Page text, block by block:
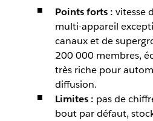
Points forts : vitesse
multi-appareil
canaux et de
200 000 membres,
très riche pour
diffusion.
Limites : pas de
bout par défaut,